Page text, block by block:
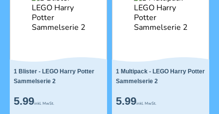
1 Blister - LEGO Harry Potter
Sammelserie 2
5.99inkl. MwSt.
1 Multipack - LEGO Harry Potter
Sammelserie 2
5.99inkl. MwSt.